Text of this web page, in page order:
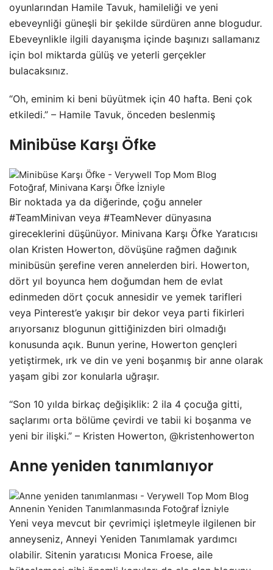
oyunlarından Hamile Tavuk, hamileliği ve yeni
ebeveynliği güneşli bir şekilde sürdüren anne blogudur.
Ebeveynlikle ilgili dayanışma içinde başınızı sallamanız
için bol miktarda gülüş ve yeterli gerçekler
bulacaksınız.
“Oh, eminim ki beni büyütmek için 40 hafta. Beni çok
etkiledi.” – Hamile Tavuk, önceden beslenmiş
Minibüse Karşı Öfke
Fotoğraf, Minivana Karşı Öfke İzniyle
Bir noktada ya da diğerinde, çoğu anneler
#TeamMinivan veya #TeamNever dünyasına
gireceklerini düşünüyor. Minivana Karşı Öfke Yaratıcısı
olan Kristen Howerton, dövüşüne rağmen dağınık
minibüsün şerefine veren annelerden biri. Howerton,
dört yıl boyunca hem doğumdan hem de evlat
edinmeden dört çocuk annesidir ve yemek tarifleri
veya Pinterest’e yakışır bir dekor veya parti fikirleri
arıyorsanız blogunun gittiğinizden biri olmadığı
konusunda açık. Bunun yerine, Howerton gençleri
yetiştirmek, ırk ve din ve yeni boşanmış bir anne olarak
yaşam gibi zor konularla uğraşır.
“Son 10 yılda birkaç değişiklik: 2 ila 4 çocuğa gitti,
saçlarımı orta bölüme çevirdi ve tabii ki boşanma ve
yeni bir ilişki.” – Kristen Howerton, @kristenhowerton
Anne yeniden tanımlanıyor
Annenin Yeniden Tanımlanmasında Fotoğraf İzniyle
Yeni veya mevcut bir çevrimiçi işletmeyle ilgilenen bir
anneyseniz, Anneyi Yeniden Tanımlamak yardımcı
olabilir. Sitenin yaratıcısı Monica Froese, aile